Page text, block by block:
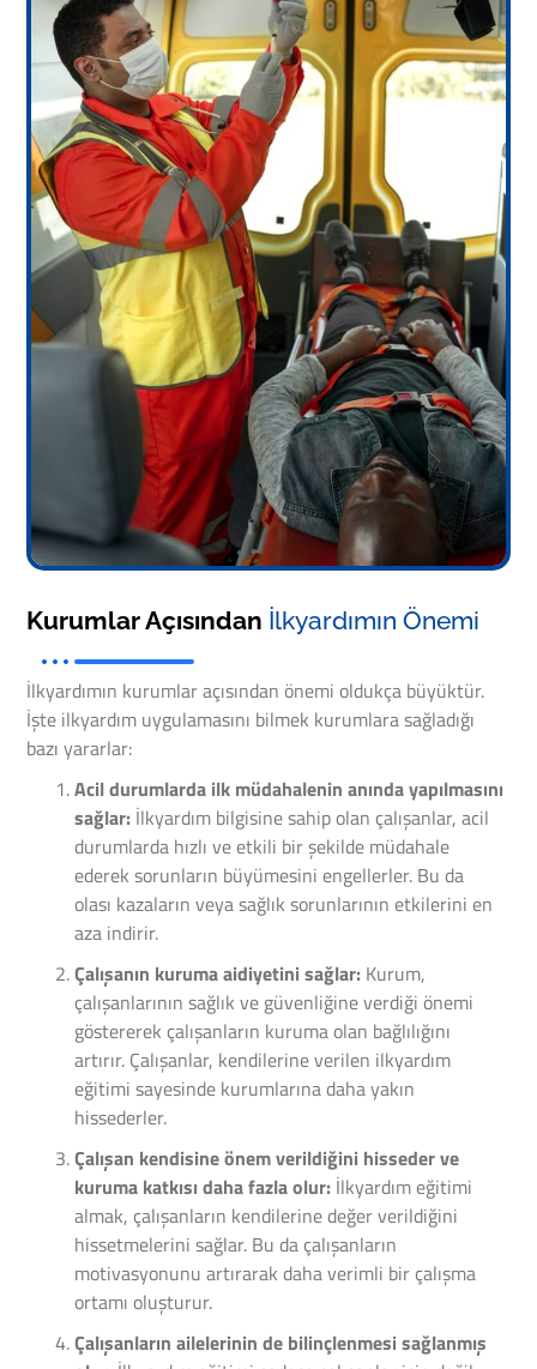
Kurumlar Açısından İlkyardımın Önemi
İlkyardımın kurumlar açısından önemi oldukça büyüktür.
İşte ilkyardım uygulamasını bilmek kurumlara sağladığı
bazı yararlar:
Acil durumlarda ilk müdahalenin anında yapılmasını
sağlar: İlkyardım bilgisine sahip olan çalışanlar, acil
durumlarda hızlı ve etkili bir şekilde müdahale
ederek sorunların büyümesini engellerler. Bu da
olası kazaların veya sağlık sorunlarının etkilerini en
aza indirir.
Çalışanın kuruma aidiyetini sağlar: Kurum,
çalışanlarının sağlık ve güvenliğine verdiği önemi
göstererek çalışanların kuruma olan bağlılığını
artırır. Çalışanlar, kendilerine verilen ilkyardım
eğitimi sayesinde kurumlarına daha yakın
hissederler.
Çalışan kendisine önem verildiğini hisseder ve
kuruma katkısı daha fazla olur: İlkyardım eğitimi
almak, çalışanların kendilerine değer verildiğini
hissetmelerini sağlar. Bu da çalışanların
motivasyonunu artırarak daha verimli bir çalışma
ortamı oluşturur.
Çalışanların ailelerinin de bilinçlenmesi sağlanmış